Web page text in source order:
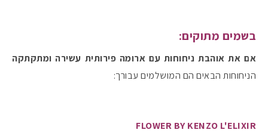
בשמים מתוקים:
אם את אוהבת ניחוחות עם ארומה פירותית עשירה ומתקתקה
הניחוחות הבאים הם המושלמים עבורך:
FLOWER BY KENZO L'ELIXIR